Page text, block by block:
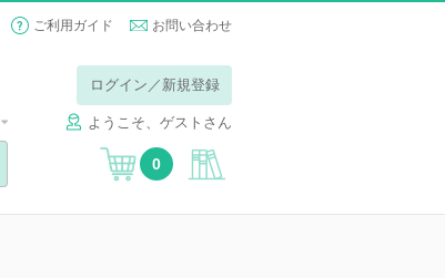
ご利用ガイド お問い合わせ
ログイン／新規登録
ようこそ、ゲストさん
0